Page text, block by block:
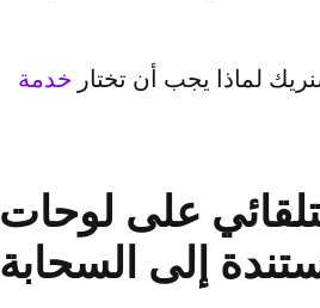
لماذا يجب أن تختار خدمة
على لوحات
إلى السحابة